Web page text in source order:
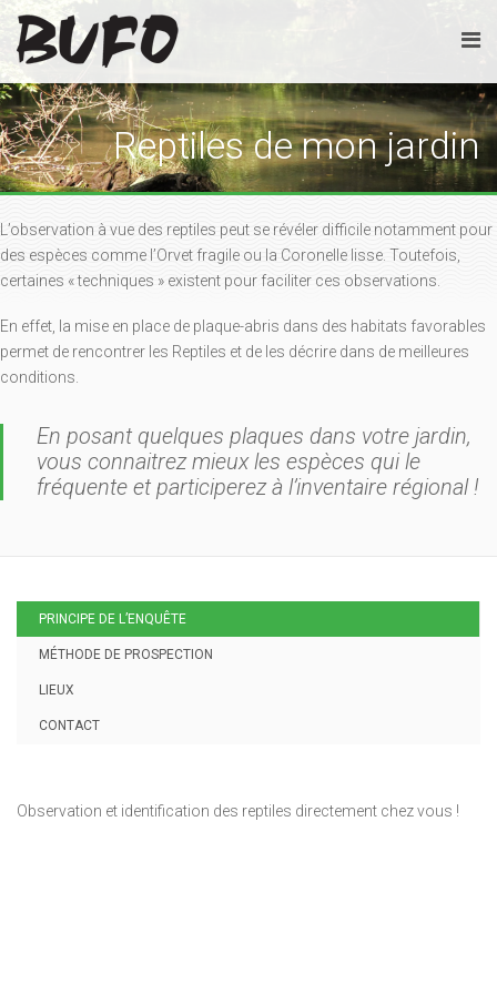
Reptiles de mon jardin
L’observation à vue des reptiles peut se révéler difficile notamment pour
des espèces comme l’Orvet fragile ou la Coronelle lisse. Toutefois,
certaines « techniques » existent pour faciliter ces observations.
En effet, la mise en place de plaque-abris dans des habitats favorables
permet de rencontrer les Reptiles et de les décrire dans de meilleures
conditions.
En posant quelques plaques dans votre jardin,
vous connaitrez mieux les espèces qui le
fréquente et participerez à l’inventaire régional !
PRINCIPE DE L’ENQUÊTE
MÉTHODE DE PROSPECTION
LIEUX
CONTACT
Observation et identification des reptiles directement chez vous !